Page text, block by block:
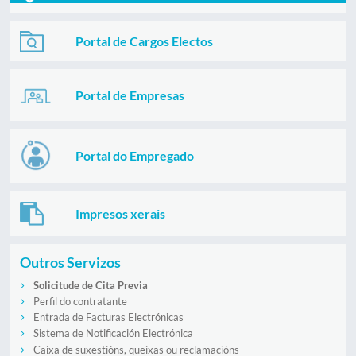
Portal de Cargos Electos
Portal de Empresas
Portal do Empregado
Impresos xerais
Outros Servizos
Solicitude de Cita Previa
Perfil do contratante
Entrada de Facturas Electrónicas
Sistema de Notificación Electrónica
Caixa de suxestións, queixas ou reclamacións